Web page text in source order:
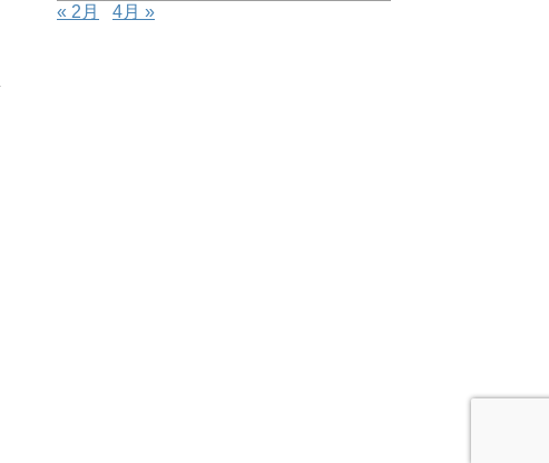
« 2月 4月 »